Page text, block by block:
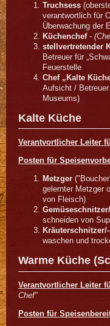
Truchsess
verantwortlich für
Überwachung der
Küchenchef-
stellvertretender
Betreuer für
Feuerstelle
Chef „Kalte
Aufsicht /
Museums)
Kalte Küche
Verantvortlicher Leiter
Posten für
Metzger
gelernter Metzger
von Fleisch)
schneiden von
waschen und
Warme Küche
Verantvortlicher Leiter
Chef"
Posten für